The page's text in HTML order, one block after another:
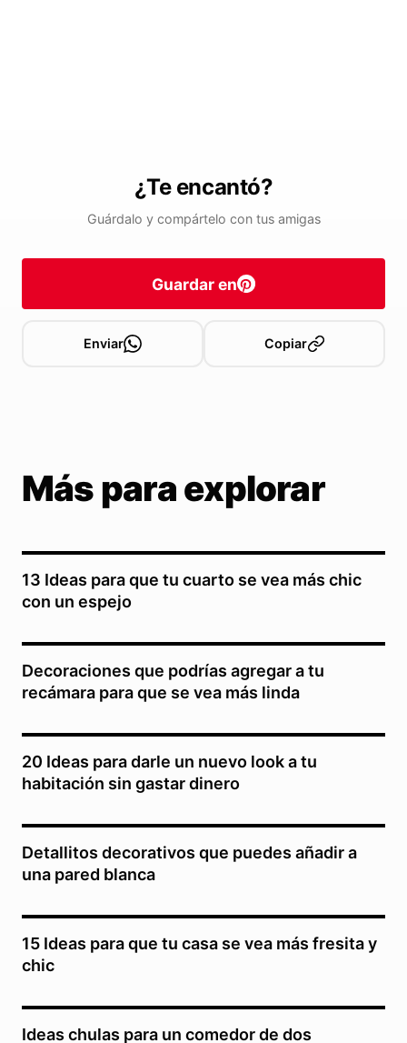
¿Te encantó?
Guárdalo y compártelo con tus amigas
Guardar en
Enviar Copiar
Más para explorar
13 Ideas para que tu cuarto se vea más chic
con un espejo
Decoraciones que podrías agregar a tu
recámara para que se vea más linda
20 Ideas para darle un nuevo look a tu
habitación sin gastar dinero
Detallitos decorativos que puedes añadir a
una pared blanca
15 Ideas para que tu casa se vea más fresita y
chic
Ideas chulas para un comedor de dos